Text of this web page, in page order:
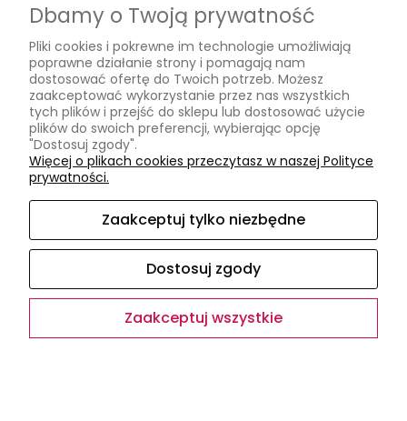
Informacje
Jak kupować?
Polityka prywatności
O nas
Kontakt
O firmie
Sklep internetowy Shoper.pl
Dbamy o Twoją prywatność
Pliki cookies i pokrewne im technologie umożliwiają
poprawne działanie strony i pomagają nam
dostosować ofertę do Twoich potrzeb. Możesz
zaakceptować wykorzystanie przez nas wszystkich
tych plików i przejść do sklepu lub dostosować użycie
plików do swoich preferencji, wybierając opcję
"Dostosuj zgody".
Więcej o plikach cookies przeczytasz w naszej Polityce
prywatności.
Zaakceptuj tylko niezbędne
Dostosuj zgody
Zaakceptuj wszystkie